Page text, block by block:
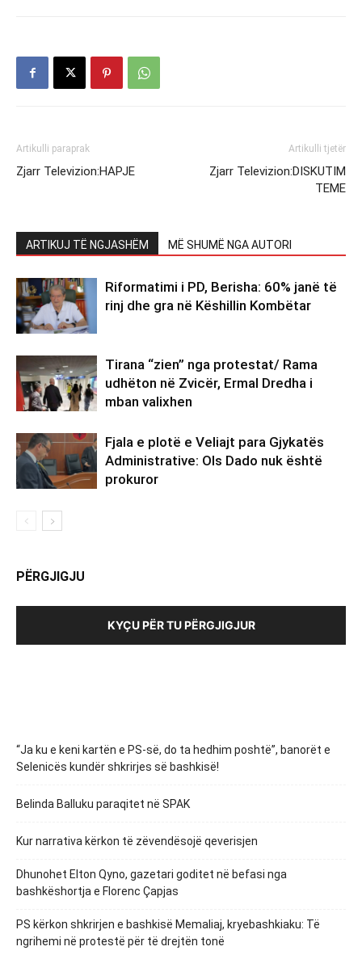
Artikulli paraprak
Zjarr Televizion:HAPJE
Artikulli tjetër
Zjarr Televizion:DISKUTIM
TEME
ARTIKUJ TË NGJASHËM MË SHUMË NGA AUTORI
Riformatimi i PD, Berisha: 60% janë të
rinj dhe gra në Këshillin Kombëtar
Tirana “zien” nga protestat/ Rama
udhëton në Zvicër, Ermal Dredha i
mban valixhen
Fjala e plotë e Veliajt para Gjykatës
Administrative: Ols Dado nuk është
prokuror
PËRGJIGJU
KYÇU PËR TU PËRGJIGJUR
“Ja ku e keni kartën e PS-së, do ta hedhim poshtë”, banorët e
Selenicës kundër shkrirjes së bashkisë!
Belinda Balluku paraqitet në SPAK
Kur narrativa kërkon të zëvendësojë qeverisjen
Dhunohet Elton Qyno, gazetari goditet në befasi nga
bashkëshortja e Florenc Çapjas
PS kërkon shkrirjen e bashkisë Memaliaj, kryebashkiaku: Të
ngrihemi në protestë për të drejtën tonë